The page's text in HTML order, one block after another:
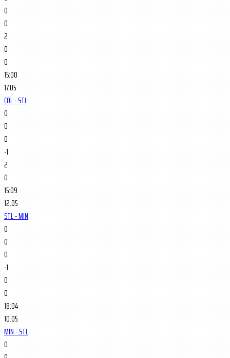
0
0
2
0
0
15:00
17.05
COL - STL
0
0
0
-1
2
0
15:09
12.05
STL - MIN
0
0
0
-1
0
0
18:04
10.05
MIN - STL
0